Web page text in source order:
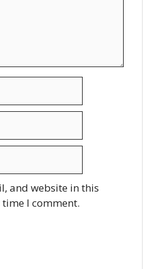
and website in this
I comment.